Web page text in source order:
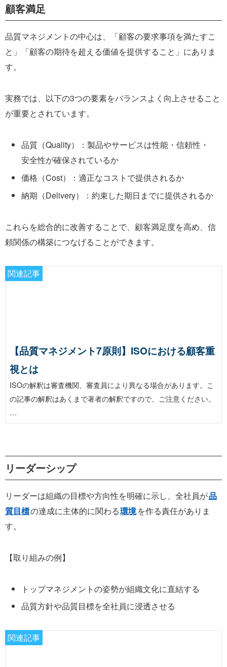
顧客満足
品質マネジメントの中心は、「顧客の要求事項を満たすこ
と」「顧客の期待を超える価値を提供すること」にありま
す。
実務では、以下の3つの要素をバランスよく向上させること
が重要とされています。
品質（Quality）：製品やサービスは性能・信頼性・
安全性が確保されているか
価格（Cost）：適正なコストで提供されるか
納期（Delivery）：約束した期日までに提供されるか
これらを総合的に改善することで、顧客満足度を高め、信
頼関係の構築につなげることができます。
関連記事
【品質マネジメント7原則】ISOにおける顧客重
視とは
ISOの解釈は審査機関、審査員により異なる場合があります。こ
の記事の解釈はあくまで著者の解釈ですので、ご注意ください。
…
リーダーシップ
リーダーは組織の目標や方向性を明確に示し、全社員が品
質目標の達成に主体的に関わる環境を作る責任がありま
す。
【取り組みの例】
トップマネジメントの姿勢が組織文化に直結する
品質方針や品質目標を全社員に浸透させる
関連記事